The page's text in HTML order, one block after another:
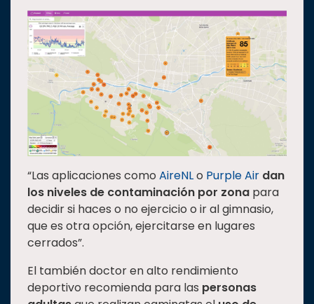
“Las aplicaciones como AireNLo Purple Air dan
los niveles de contaminación por zona para
decidir si haces o no ejercicio o ir al gimnasio,
que es otra opción, ejercitarse en lugares
cerrados”.
El también doctor en alto rendimiento
deportivo recomienda para las personas